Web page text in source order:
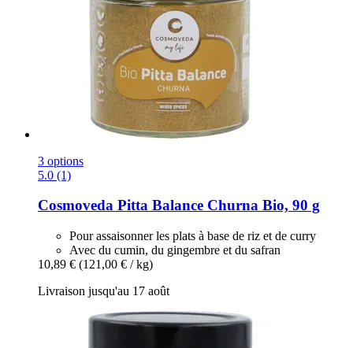
3 options
5.0 (1)
Cosmoveda Pitta Balance Churna Bio, 90 g
Pour assaisonner les plats à base de riz et de curry
Avec du cumin, du gingembre et du safran
10,89 € (121,00 € / kg)
Livraison jusqu'au 17 août